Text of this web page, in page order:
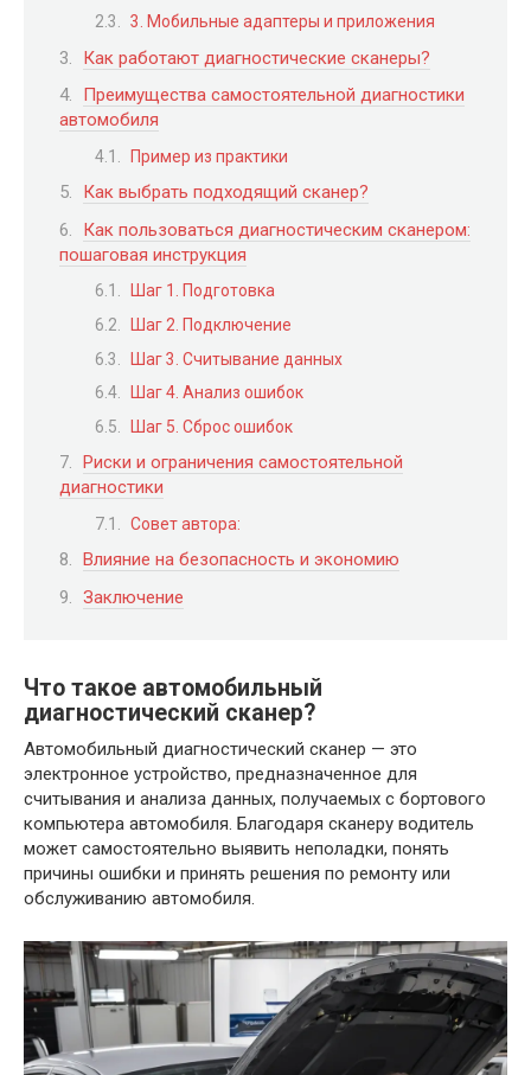
3. Мобильные адаптеры и приложения
Как работают диагностические сканеры?
Преимущества самостоятельной диагностики
автомобиля
Пример из практики
Как выбрать подходящий сканер?
Как пользоваться диагностическим сканером:
пошаговая инструкция
Шаг 1. Подготовка
Шаг 2. Подключение
Шаг 3. Считывание данных
Шаг 4. Анализ ошибок
Шаг 5. Сброс ошибок
Риски и ограничения самостоятельной
диагностики
Совет автора:
Влияние на безопасность и экономию
Заключение
Что такое автомобильный
диагностический сканер?
Автомобильный диагностический сканер — это
электронное устройство, предназначенное для
считывания и анализа данных, получаемых с бортового
компьютера автомобиля. Благодаря сканеру водитель
может самостоятельно выявить неполадки, понять
причины ошибки и принять решения по ремонту или
обслуживанию автомобиля.